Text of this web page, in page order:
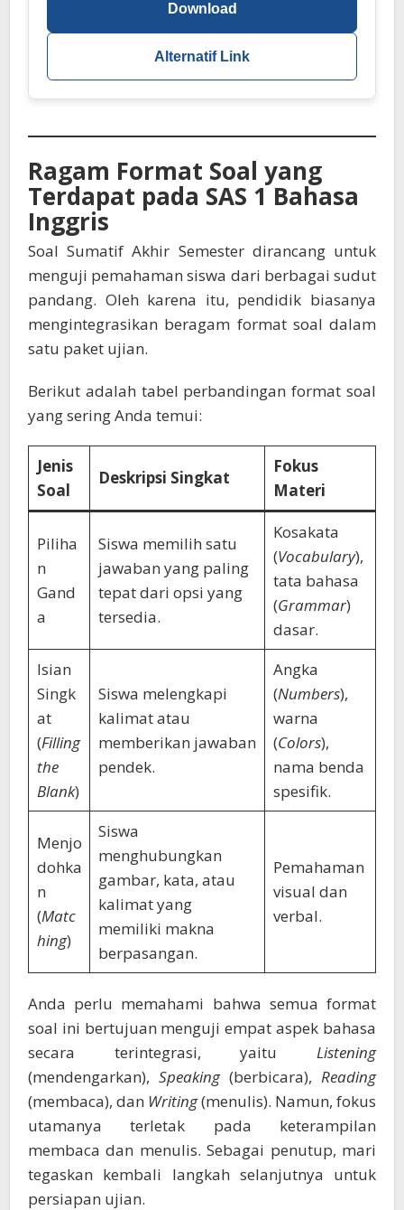
Download
Alternatif Link
Ragam Format Soal yang
Terdapat pada SAS 1 Bahasa
Inggris
Soal Sumatif Akhir Semester dirancang untuk
menguji pemahaman siswa dari berbagai sudut
pandang. Oleh karena itu, pendidik biasanya
mengintegrasikan beragam format soal dalam
satu paket ujian.
Berikut adalah tabel perbandingan format soal
yang sering Anda temui:
Jenis
Soal
Deskripsi Singkat
Fokus
Materi
Piliha
n
Gand
a
Siswa memilih satu
jawaban yang paling
tepat dari opsi yang
tersedia.
Kosakata
(Vocabulary),
tata bahasa
(Grammar)
dasar.
Isian
Singk
at
(Filling
the
Blank)
Siswa melengkapi
kalimat atau
memberikan jawaban
pendek.
Angka
(Numbers),
warna
(Colors),
nama benda
spesifik.
Menjo
dohka
n
(Matc
hing)
Siswa
menghubungkan
gambar, kata, atau
kalimat yang
memiliki makna
berpasangan.
Pemahaman
visual dan
verbal.
Anda perlu memahami bahwa semua format
soal ini bertujuan menguji empat aspek bahasa
secara terintegrasi, yaitu Listening
(mendengarkan), Speaking(berbicara), Reading
(membaca), dan Writing(menulis). Namun, fokus
utamanya terletak pada keterampilan
membaca dan menulis. Sebagai penutup, mari
tegaskan kembali langkah selanjutnya untuk
persiapan ujian.